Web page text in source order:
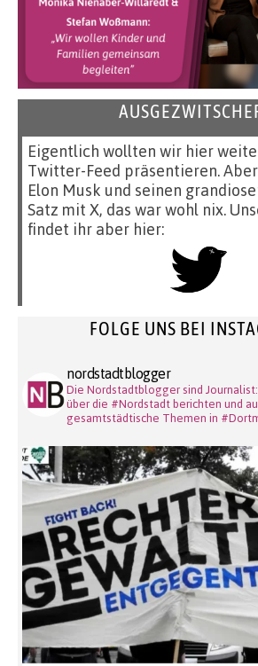
Eigentlich wollten wir hier
Twitter-Feed präsentieren.
Elon Musk und seinen
Satz mit X, das war wohl nix.
findet ihr aber hier:
FOLGE UNS BEI
nordstadtblogger
Die Nordstadtblogger sind
über die #Nordstadt berichten und
gesamtstädtische Themen in